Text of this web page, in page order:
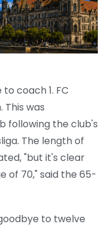
coach 1. FC
This was
following the club's
The length of
"but it's clear
of 70," said the 65-
to twelve